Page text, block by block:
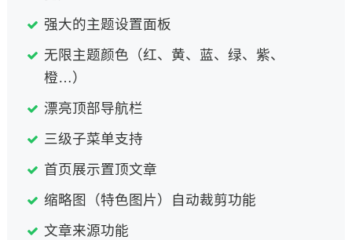
强大的主题设置面板
无限主题颜色（红、黄、蓝、绿、紫、
橙…）
漂亮顶部导航栏
三级子菜单支持
首页展示置顶文章
缩略图（特色图片）自动裁剪功能
文章来源功能